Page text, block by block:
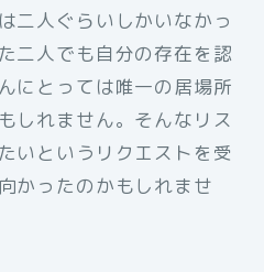
二人ぐらいしかいなかっ
二人でも自分の存在を認
にとっては唯一の居場所
しれません。そんなリス
いというリクエストを受
かったのかもしれませ